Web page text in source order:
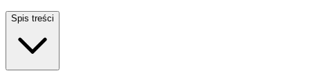
Spis treści